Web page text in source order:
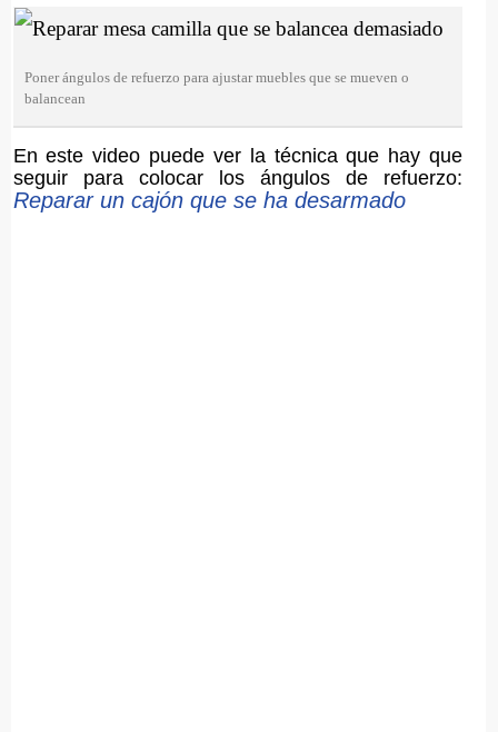
Poner ángulos de refuerzo para ajustar muebles que se mueven o
balancean
En este video puede ver la técnica que hay que
seguir para colocar los ángulos de refuerzo:
Reparar un cajón que se ha desarmado